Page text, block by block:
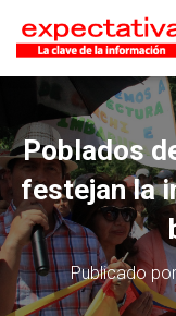
Poblados
festejan la
Publicado por